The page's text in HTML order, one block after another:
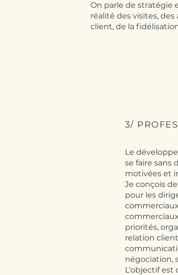
On parle de stratégie
réalité des visites, des
client, de la
3/
Le
se faire sans
motivées et
Je conçois
pour les
priorités,
relation
négociation,
L’objectif